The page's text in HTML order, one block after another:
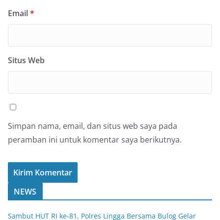
Email*
Situs Web
Simpan nama, email, dan situs web saya pada
peramban ini untuk komentar saya berikutnya.
NEWS
Sambut HUT RI ke-81, Polres Lingga Bersama Bulog Gelar